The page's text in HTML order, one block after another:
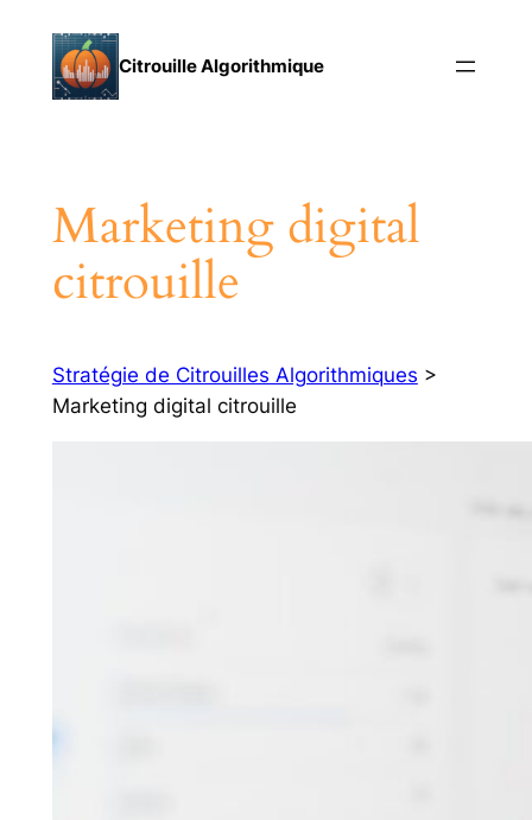
contenu
Citrouille Algorithmique
Marketing digital
citrouille
Stratégie de Citrouilles Algorithmiques >
Marketing digital citrouille